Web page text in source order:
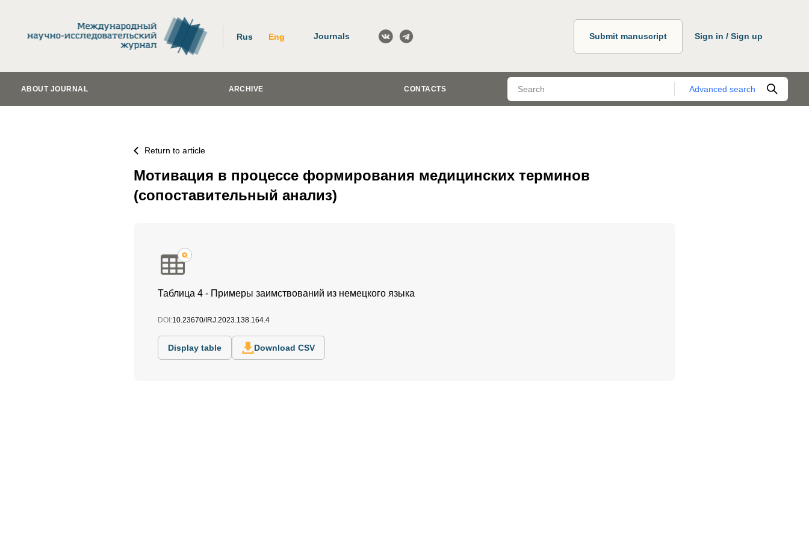
Rus Eng Journals Submit manuscript Sign in / Sign up
ABOUT JOURNAL ARCHIVE CONTACTS Advanced search
Return to article
Мотивация в процессе формирования медицинских терминов
(сопоставительный анализ)
Таблица 4 - Примеры заимствований из немецкого языка
DOI:10.23670/IRJ.2023.138.164.4
Display table Download CSV